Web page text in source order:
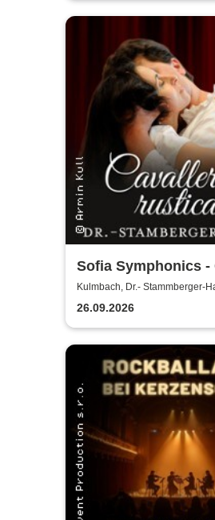
Sofia Symphonics -
Rusticana | Ljubka
zu Guttenberg
Kulmbach, Dr.- Stammberger-
26.09.2026